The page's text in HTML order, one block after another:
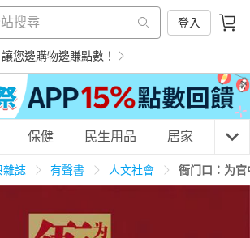
登入
您邊購物邊賺點數！
美食蛋糕 養生保健
保健 民生用品 居家 3C
雜誌 有聲書 人文社會 衙门口：为